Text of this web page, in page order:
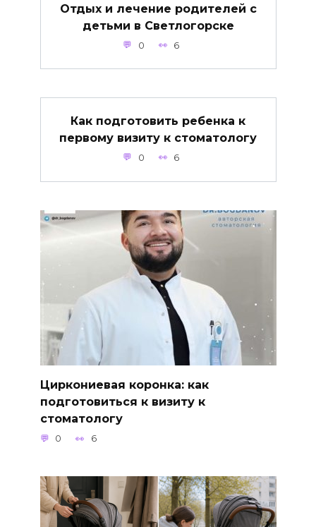
Отдых и лечение родителей с
детьми в Светлогорске
0 6
Как подготовить ребенка к
первому визиту к стоматологу
0 6
Циркониевая коронка: как
подготовиться к визиту к
стоматологу
0 6